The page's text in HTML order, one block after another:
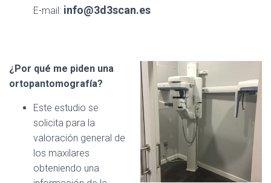
E-mail: info@3d3scan.es
¿Por qué me piden una
ortopantomografía?
Este estudio se
solicita para la
valoración general de
los maxilares
obteniendo una